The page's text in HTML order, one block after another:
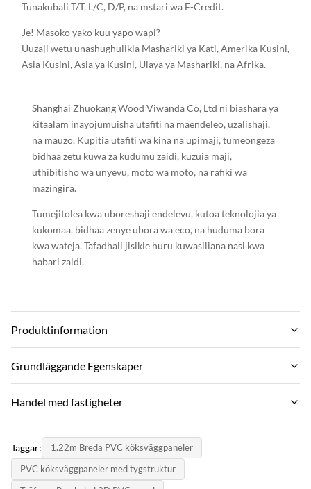
Tunakubali T/T, L/C, D/P, na mstari wa E-Credit.
Je! Masoko yako kuu yapo wapi?
Uuzaji wetu unashughulikia Mashariki ya Kati, Amerika Kusini,
Asia Kusini, Asia ya Kusini, Ulaya ya Mashariki, na Afrika.
Shanghai Zhuokang Wood Viwanda Co, Ltd ni biashara ya
kitaalam inayojumuisha utafiti na maendeleo, uzalishaji,
na mauzo. Kupitia utafiti wa kina na upimaji, tumeongeza
bidhaa zetu kuwa za kudumu zaidi, kuzuia maji,
uthibitisho wa unyevu, moto wa moto, na rafiki wa
mazingira.
Tumejitolea kwa uboreshaji endelevu, kutoa teknolojia ya
kukomaa, bidhaa zenye ubora wa eco, na huduma bora
kwa wateja. Tafadhali jisikie huru kuwasiliana nasi kwa
habari zaidi.
Produktinformation
Material:
Feature:
Color:
Customer Require
Grundläggande Egenskaper
Varumärke:
Mfano wa bidhaa:
customizable
Handel med fastigheter
Negotiate
styckpris:
Taggar:
1.22m Breda PVC köksväggpaneler
PVC köksväggpaneler med tygstruktur